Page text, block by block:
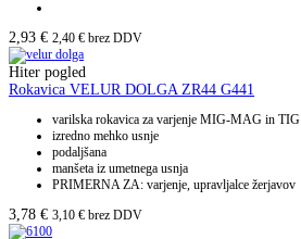
2,93 € 2,40 € brez DDV
Hiter pogled
Rokavica VELUR DOLGA ZR44 G441
varilska rokavica za varjenje MIG-MAG in TIG
izredno mehko usnje
podaljšana
manšeta iz umetnega usnja
PRIMERNA ZA: varjenje, upravljalce žerjavov
3,78 € 3,10 € brez DDV